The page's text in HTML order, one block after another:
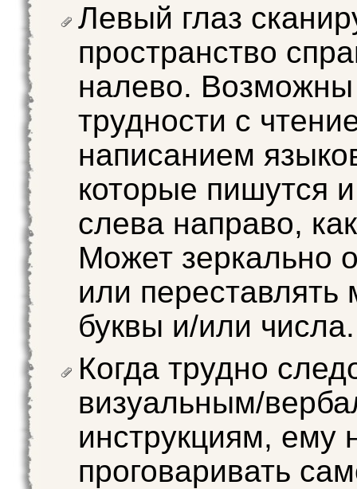
Левый глаз
пространство
налево. Возможны
трудности с
написанием
которые пишутся
слева направо,
Может зеркально
или переставлять
буквы и/или числа.
Когда трудно
визуальным/
инструкциям, ему
проговаривать